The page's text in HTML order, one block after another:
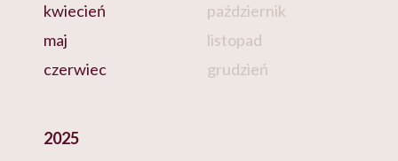
kwiecień
maj
czerwiec
październik
listopad
grudzień
2025